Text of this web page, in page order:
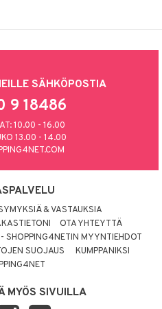
SÄHKÖPOSTIA
9 18486
10.00 - 16.00
13.00 - 14.00
& VASTAUKSIA
OTA YHTEYTTÄ
SHOPPING4NETIN MYYNTIEHDOT
SUOJAUS
KUMPPANIKSI
MYÖS SIVUILLA